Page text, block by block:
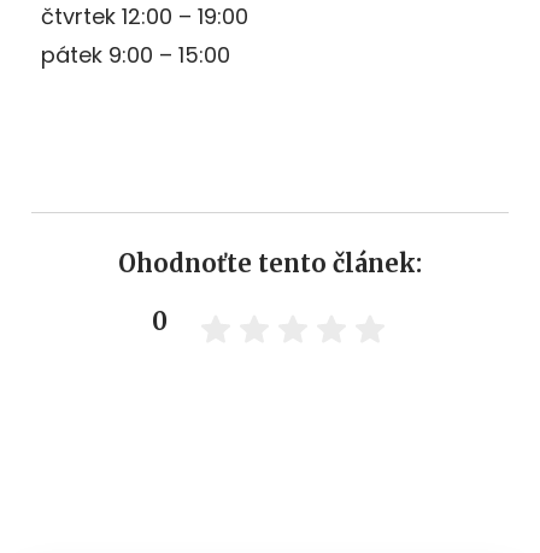
čtvrtek 12:00 – 19:00
pátek 9:00 – 15:00
Ohodnoťte tento článek:
0